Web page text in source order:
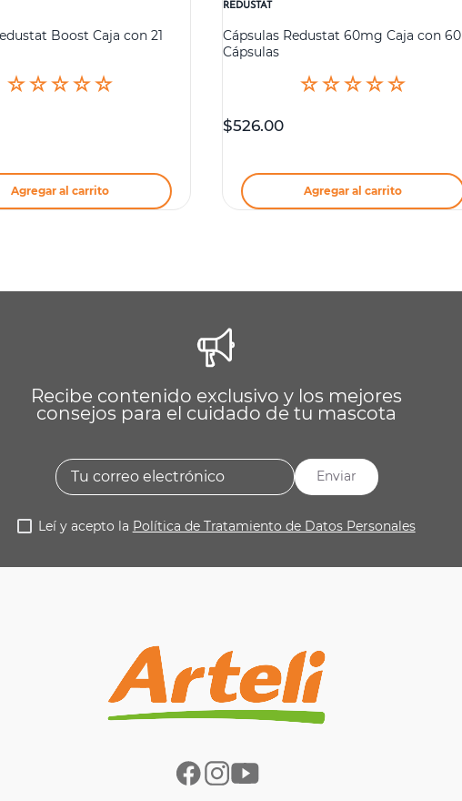
Boost Caja con 21
☆☆☆☆☆
Agregar al carrito
REDUSTAT
Cápsulas Redustat 60mg Caja con 60
Cápsulas
☆☆☆☆☆
$526.00
Agregar al carrito
Recibe contenido exclusivo y los mejores
consejos para el cuidado de tu mascota
Enviar
Leí y acepto la Política de Tratamiento de Datos Personales